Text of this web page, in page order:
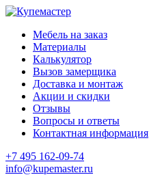
Мебель на заказ
Материалы
Калькулятор
Вызов замерщика
Доставка и монтаж
Акции и скидки
Отзывы
Вопросы и ответы
Контактная информация
+7 495 162-09-74
info@kupemaster.ru